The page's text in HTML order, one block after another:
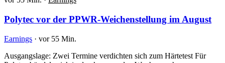
Polytec vor der PPWR-Weichenstellung im August
Earnings · vor 55 Min.
Ausgangslage: Zwei Termine verdichten sich zum Härtetest Für